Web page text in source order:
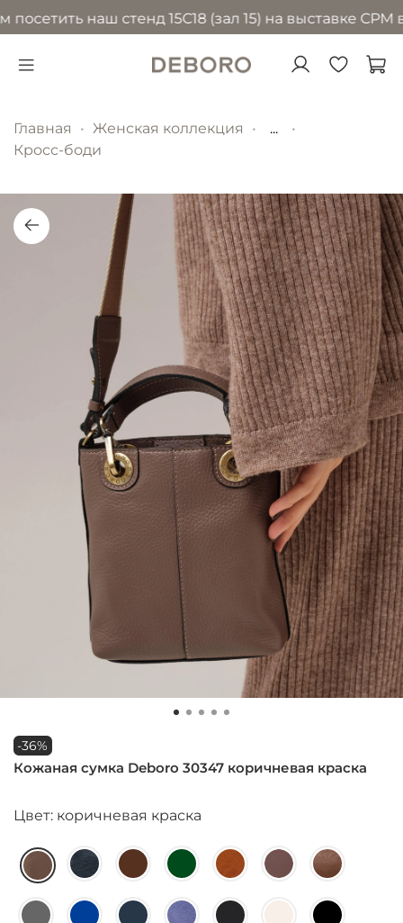
наш стенд 15С18 (зал 15) на выставке CPM
Главная Женская коллекция
...
Кросс-боди
-36%
Кожаная сумка Deboro 30347 коричневая краска
Цвет: коричневая краска